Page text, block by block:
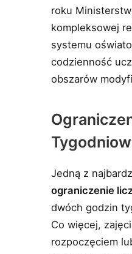
roku
kompleksowej
systemu
codzienność
obszarów
Jedną z
ograniczenie
dwóch godzin
Co więcej,
rozpoczęciem